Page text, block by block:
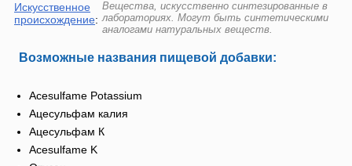
Искусственное
происхождение:
Вещества, искусственно синтезированные в
лабораториях. Могут быть синтетическими
аналогами натуральных веществ.
Возможные названия пищевой добавки:
Acesulfame Potassium
Ацесульфам калия
Ацесульфам К
Acesulfame K